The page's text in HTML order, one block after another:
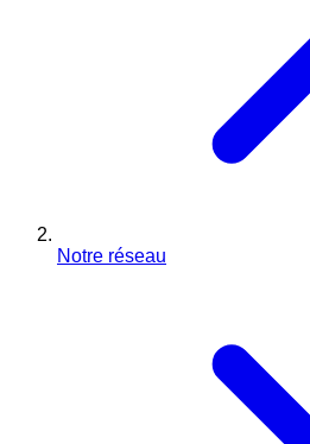
Notre réseau